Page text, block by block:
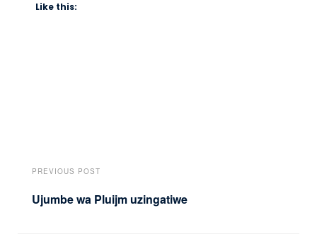
Like this:
PREVIOUS POST
Ujumbe wa Pluijm uzingatiwe